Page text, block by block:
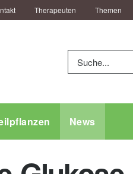
Therapeuten Themen
News